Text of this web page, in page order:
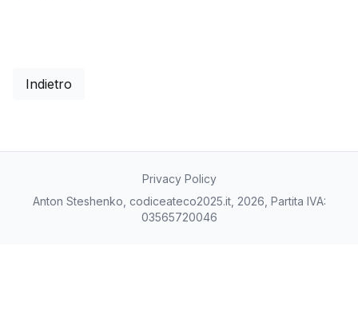
Indietro
Privacy Policy
Anton Steshenko, codiceateco2025.it, 2026, Partita IVA:
03565720046